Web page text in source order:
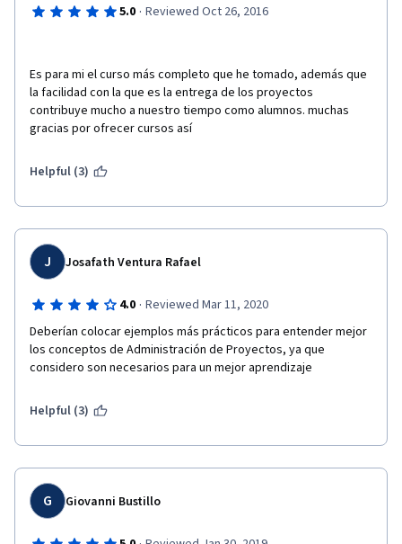
5.0 · Reviewed Oct 26, 2016
Es para mi el curso más completo que he tomado, además que
la facilidad con la que es la entrega de los proyectos
contribuye mucho a nuestro tiempo como alumnos. muchas
gracias por ofrecer cursos así
Helpful (3)
J Josafath Ventura Rafael
4.0 · Reviewed Mar 11, 2020
Deberían colocar ejemplos más prácticos para entender mejor
los conceptos de Administración de Proyectos, ya que
considero son necesarios para un mejor aprendizaje
Helpful (3)
G Giovanni Bustillo